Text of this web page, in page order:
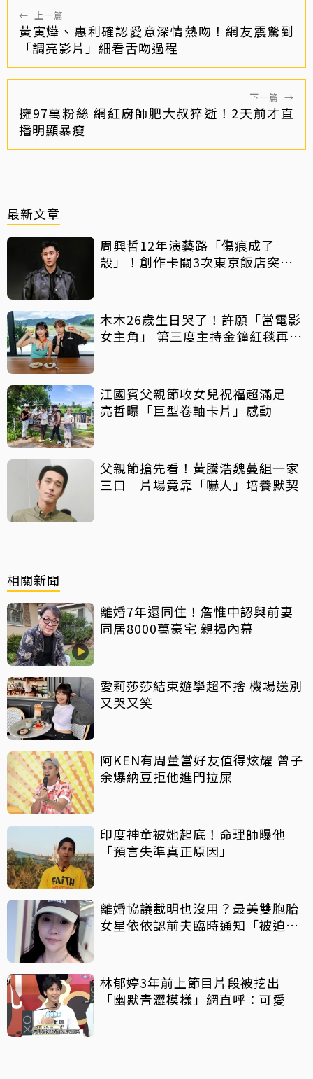
← 上一篇
黃寅燁、惠利確認愛意深情熱吻！網友震驚到
「調亮影片」細看舌吻過程
下一篇 →
擁97萬粉絲 網紅廚師肥大叔猝逝！2天前才直
播明顯暴瘦
最新文章
周興哲12年演藝路「傷痕成了
殼」！創作卡關3次東京飯店突找
木木26歲生日哭了！許願「當電影
女主角」 第三度主持金鐘紅毯再喊
江國賓父親節收女兒祝福超滿足
亮哲曝「巨型卷軸卡片」感動
父親節搶先看！黃騰浩魏蔓組一家
三口 片場竟靠「嚇人」培養默契
相關新聞
離婚7年還同住！詹惟中認與前妻
同居8000萬豪宅 親揭內幕
愛莉莎莎結束遊學超不捨 機場送別
又哭又笑
阿KEN有周董當好友值得炫耀 曾子
余爆納豆拒他進門拉屎
印度神童被她起底！命理師曝他
「預言失準真正原因」
離婚協議載明也沒用？最美雙胞胎
女星依依認前夫臨時通知「被迫搬
林郁婷3年前上節目片段被挖出
「幽默青澀模樣」網直呼：可愛